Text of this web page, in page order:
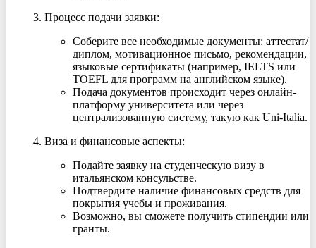
Процесс подачи заявки:
Соберите все необходимые документы: аттестат/
диплом, мотивационное письмо, рекомендации,
языковые сертификаты (например, IELTS или
TOEFL для программ на английском языке).
Подача документов происходит через онлайн-
платформу университета или через
централизованную систему, такую как Uni-Italia.
Виза и финансовые аспекты:
Подайте заявку на студенческую визу в
итальянском консульстве.
Подтвердите наличие финансовых средств для
покрытия учебы и проживания.
Возможно, вы сможете получить стипендии или
гранты.